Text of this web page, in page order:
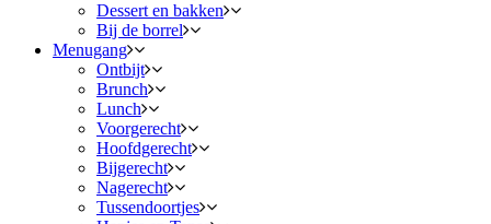
Dessert en bakken
Bij de borrel
Menugang
Ontbijt
Brunch
Lunch
Voorgerecht
Hoofdgerecht
Bijgerecht
Nagerecht
Tussendoortjes